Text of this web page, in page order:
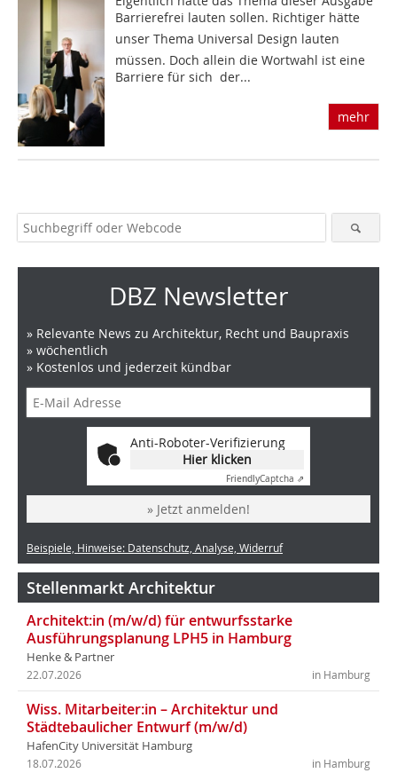
Barrierefrei lauten sollen. Richtiger hätte
unser Thema Universal Design lauten
müssen. Doch allein die Wortwahl ist eine
Barriere für sich  der...
mehr
DBZ Newsletter
» Relevante News zu Architektur, Recht und Baupraxis
» wöchentlich
» Kostenlos und jederzeit kündbar
Anti-Roboter-Verifizierung
Hier klicken
FriendlyCaptcha ⇗
» Jetzt anmelden!
Beispiele, Hinweise: Datenschutz, Analyse, Widerruf
Stellenmarkt Architektur
Architekt:in (m/w/d) für entwurfsstarke
Ausführungsplanung LPH5 in Hamburg
Henke & Partner
in Hamburg
22.07.2026
Wiss. Mitarbeiter:in – Architektur und
Städtebaulicher Entwurf (m/w/d)
HafenCity Universität Hamburg
in Hamburg
18.07.2026